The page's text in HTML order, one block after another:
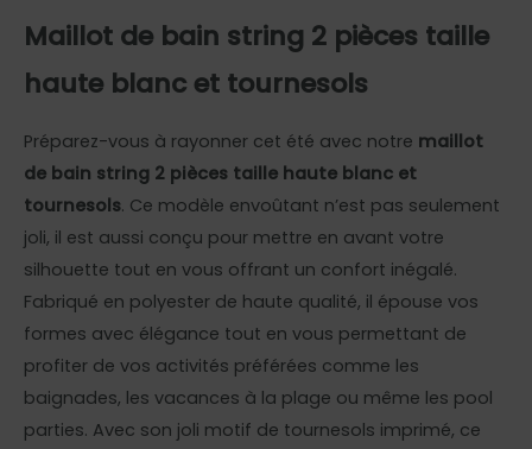
Maillot de bain string 2 pièces taille
haute blanc et tournesols
Préparez-vous à rayonner cet été avec notre maillot
de bain string 2 pièces taille haute blanc et
tournesols. Ce modèle envoûtant n’est pas seulement
joli, il est aussi conçu pour mettre en avant votre
silhouette tout en vous offrant un confort inégalé.
Fabriqué en polyester de haute qualité, il épouse vos
formes avec élégance tout en vous permettant de
profiter de vos activités préférées comme les
baignades, les vacances à la plage ou même les pool
parties. Avec son joli motif de tournesols imprimé, ce